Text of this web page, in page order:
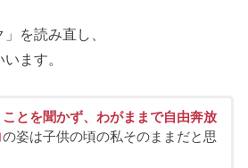
を読み直し、
ます。
ことを聞かず、わがままで自由奔放
の姿は子供の頃の私そのままだと思